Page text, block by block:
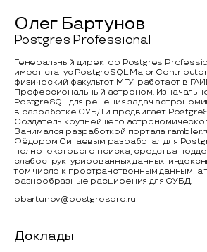
Олег Бартунов
Postgres Professional
Генеральный директор Postgres
имеет статус PostgreSQL Major
физический факультет МГУ, работает в
Профессиональный астроном.
PostgreSQL для решения задач
в разработке СУБД и продвигает
Создатель крупнейшего
Занимался разработкой портала
Фёдором Сигаевым разработал для
полнотекстового поиска, средства
слабоструктурированных данных,
том числе к пространственным данным, а
разнообразные расширения для СУБД.
obartunov@postgrespro.ru
Доклады